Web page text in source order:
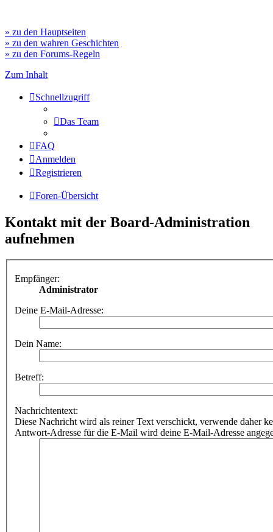
» zu den Hauptseiten
» zu den wahren Geschichten
» zu den Forums-Regeln
Zum Inhalt
Schnellzugriff
Das Team
FAQ
Anmelden
Registrieren
Foren-Übersicht
Kontakt mit der Board-Administration
aufnehmen
Empfänger:
Administrator
Deine E-Mail-Adresse:
Dein Name:
Betreff:
Nachrichtentext:
Diese Nachricht wird als reiner Text verschickt, verwende daher
Antwort-Adresse für die E-Mail wird deine E-Mail-Adresse